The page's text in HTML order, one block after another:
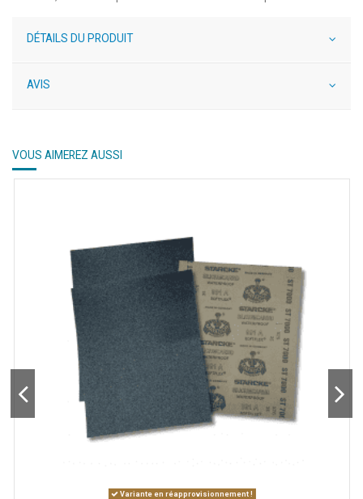
DÉTAILS DU PRODUIT
AVIS
VOUS AIMEREZ AUSSI
Variante en réapprovisionnement !